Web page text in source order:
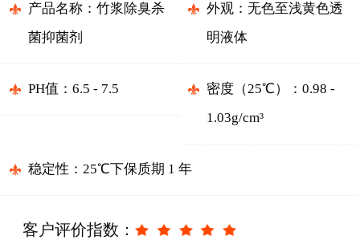
产品名称：竹浆除臭杀
菌抑菌剂
外观：无色至浅黄色透
明液体
PH值：6.5 - 7.5
密度（25℃）：0.98 -
1.03g/cm³
稳定性：25℃下保质期 1 年
客户评价指数：